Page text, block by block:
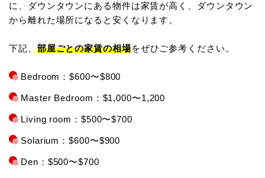
に、ダウンタウンにある物件は家賃が高く、ダウンタウン
から離れた場所になると安くなります。
下記、 部屋ごとの家賃の相場をぜひご参考ください。
Bedroom：$600〜$800
Master Bedroom：$1,000〜1,200
Living room：$500〜$700
Solarium：$600〜$900
Den：$500〜$700